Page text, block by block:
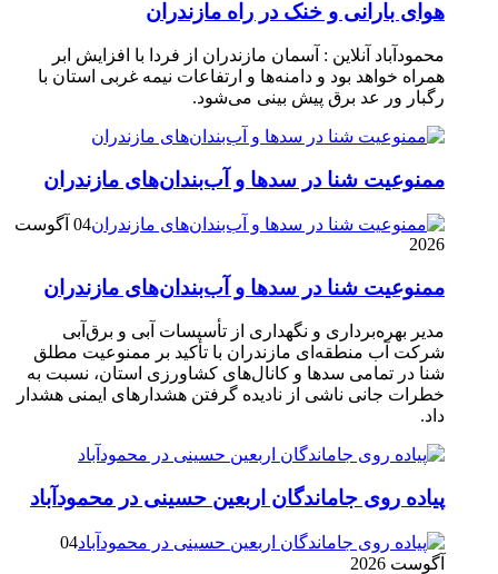
هوای بارانی و خنک در راه مازندران
محمودآباد آنلاین : آسمان مازندران از فردا با افزایش ابر
همراه خواهد بود و دامنه‌ها و ارتفاعات نیمه غربی استان با
رگبار ور عد برق پیش بینی می‌شود.
ممنوعیت شنا در سدها و آب‌بندان‌‌های مازندران
04 آگوست
2026
ممنوعیت شنا در سدها و آب‌بندان‌‌های مازندران
مدیر بهره‌برداری و نگهداری از تأسیسات آبی و برق‌آبی
شرکت آب منطقه‌ای مازندران با تأکید بر ممنوعیت مطلق
شنا در تمامی سدها و کانال‌های کشاورزی استان، نسبت به
خطرات جانی ناشی از نادیده گرفتن هشدارهای ایمنی هشدار
داد.
پیاده روی جاماندگان اربعین حسینی در محمودآباد
04
آگوست 2026